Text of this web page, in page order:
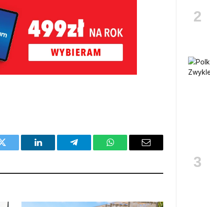
Twitter LinkedIn Telegram WhatsAppEmail